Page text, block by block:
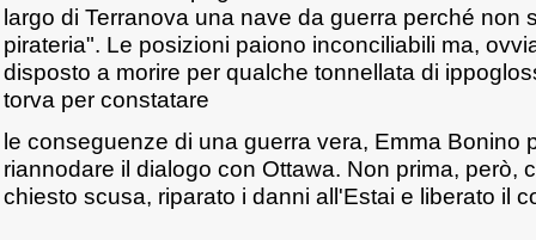
largo di Terranova una nave da guerra perché non
pirateria". Le posizioni paiono inconciliabili ma,
disposto a morire per qualche tonnellata di
torva per constatare
le conseguenze di una guerra vera, Emma Bonino
riannodare il dialogo con Ottawa. Non prima, però,
chiesto scusa, riparato i danni all'Estai e liberato il